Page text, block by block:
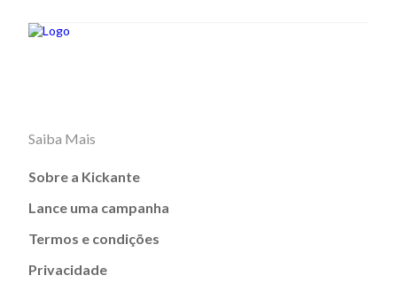
Saiba Mais
Sobre a Kickante
Lance uma campanha
Termos e condições
Privacidade